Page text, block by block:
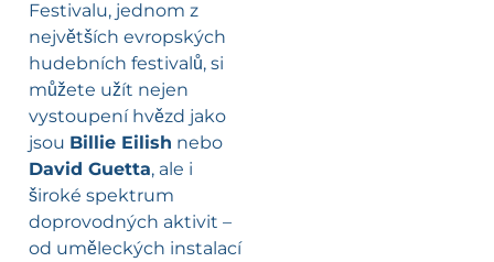
Festivalu, jednom z
největších evropských
hudebních festivalů, si
můžete užít nejen
vystoupení hvězd jako
jsou Billie Eilish nebo
David Guetta, ale i
široké spektrum
doprovodných aktivit –
od uměleckých instalací